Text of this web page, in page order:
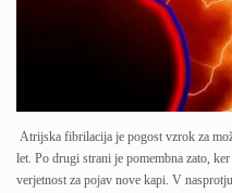
Atrijska fibrilacija je pogost vzrok za
let. Po drugi strani je pomembna zato,
verjetnost za pojav nove kapi. V